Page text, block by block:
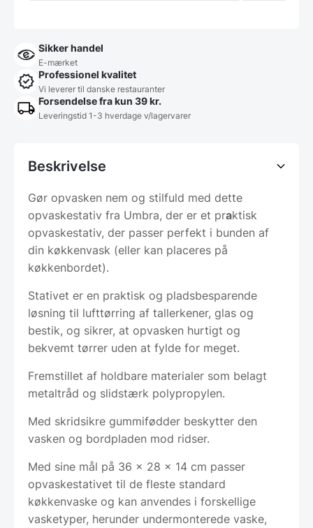
Sikker handel
E-mærket
Professionel kvalitet
Vi leverer til danske restauranter
Forsendelse fra kun 39 kr.
Leveringstid 1-3 hverdage v/lagervarer
Beskrivelse
Gør opvasken nem og stilfuld med dette
opvaskestativ fra Umbra, der er et praktisk
opvaskestativ, der passer perfekt i bunden af
din køkkenvask (eller kan placeres på
køkkenbordet).
Stativet er en praktisk og pladsbesparende
løsning til lufttørring af tallerkener, glas og
bestik, og sikrer, at opvasken hurtigt og
bekvemt tørrer uden at fylde for meget.
Fremstillet af holdbare materialer som belagt
metaltråd og slidstærk polypropylen.
Med skridsikre gummifødder beskytter den
vasken og bordpladen mod ridser.
Med sine mål på 36 x 28 x 14 cm passer
opvaskestativet til de fleste standard
køkkenvaske og kan anvendes i forskellige
vasketyper, herunder undermonterede vaske,